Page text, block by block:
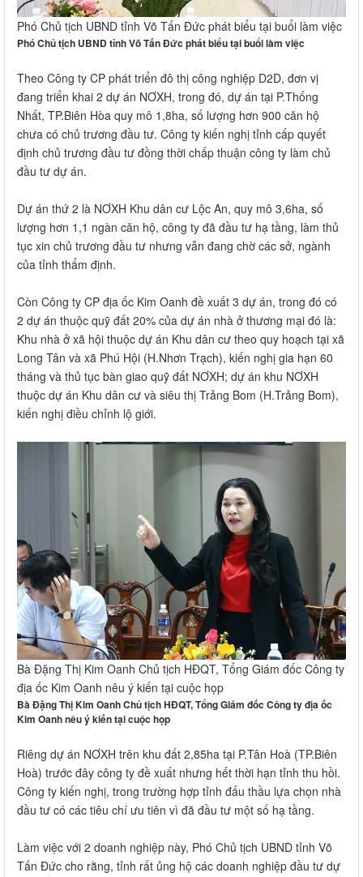
Phó Chủ tịch UBND tỉnh Võ Tấn Đức phát biểu tại buổi làm việc
Phó Chủ tịch UBND tỉnh Võ Tấn Đức phát biểu tại buổi làm việc
Theo Công ty CP phát triển đô thị công nghiệp D2D, đơn vị
đang triển khai 2 dự án NƠXH, trong đó, dự án tại P.Thống
Nhất, TP.Biên Hòa quy mô 1,8ha, số lượng hơn 900 căn hộ
chưa có chủ trương đầu tư. Công ty kiến nghị tỉnh cấp quyết
định chủ trương đầu tư đồng thời chấp thuận công ty làm chủ
đầu tư dự án.
Dự án thứ 2 là NƠXH Khu dân cư Lộc An, quy mô 3,6ha, số
lượng hơn 1,1 ngàn căn hộ, công ty đã đầu tư hạ tầng, làm thủ
tục xin chủ trương đầu tư nhưng vẫn đang chờ các sở, ngành
của tỉnh thẩm định.
Còn Công ty CP địa ốc Kim Oanh đề xuất 3 dự án, trong đó có
2 dự án thuộc quỹ đất 20% của dự án nhà ở thương mại đó là:
Khu nhà ở xã hội thuộc dự án Khu dân cư theo quy hoạch tại xã
Long Tân và xã Phú Hội (H.Nhơn Trạch), kiến nghị gia hạn 60
tháng và thủ tục bàn giao quỹ đất NƠXH; dự án khu NƠXH
thuộc dự án Khu dân cư và siêu thị Trảng Bom (H.Trảng Bom),
kiến nghị điều chỉnh lộ giới.
Bà Đặng Thị Kim Oanh Chủ tịch HĐQT, Tổng Giám đốc Công ty
địa ốc Kim Oanh nêu ý kiến tại cuộc họp
Bà Đặng Thị Kim Oanh Chủ tịch HĐQT, Tổng Giám đốc Công ty địa ốc
Kim Oanh nêu ý kiến tại cuộc họp
Riêng dự án NƠXH trên khu đất 2,85ha tại P.Tân Hoà (TP.Biên
Hoà) trước đây công ty đề xuất nhưng hết thời hạn tỉnh thu hồi.
Công ty kiến nghị, trong trường hợp tỉnh đấu thầu lựa chọn nhà
đầu tư có các tiêu chí ưu tiên vì đã đầu tư một số hạ tầng.
Làm việc với 2 doanh nghiệp này, Phó Chủ tịch UBND tỉnh Võ
Tấn Đức cho rằng, tỉnh rất ủng hộ các doanh nghiệp đầu tư dự